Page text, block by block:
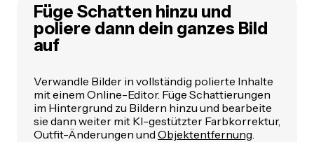
Füge Schatten hinzu und
poliere dann dein ganzes Bild
auf
Verwandle Bilder in vollständig polierte Inhalte
mit einem Online-Editor. Füge Schattierungen
im Hintergrund zu Bildern hinzu und bearbeite
sie dann weiter mit KI-gestützter Farbkorrektur,
Outfit-Änderungen und Objektentfernung